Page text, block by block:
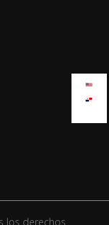
los derechos